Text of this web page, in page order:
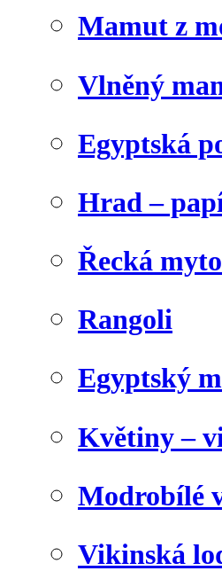
Mamut z
Vlněný
Egyptská
Hrad –
Řecká
Rangoli
Egyptský
Květiny –
Modrobílé
Vikinská